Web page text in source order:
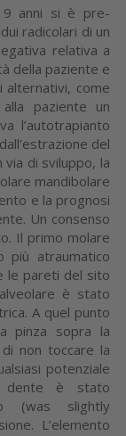
anni si è pre­
radicolari di un
relativa a
della paziente e
come
paziente un
l’au­totrapianto
del
di sviluppo, la
mandibolare
e la prognosi
Un consen­so
Il primo molare
atraumatico
le pareti del sito
è stato
A quel punto
pinza so­pra la
non toccare la
potenziale
dente è stato
(was slightly
L’elemento